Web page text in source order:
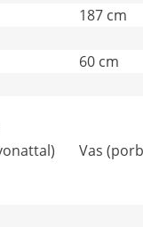
187 cm
60 cm
Vas